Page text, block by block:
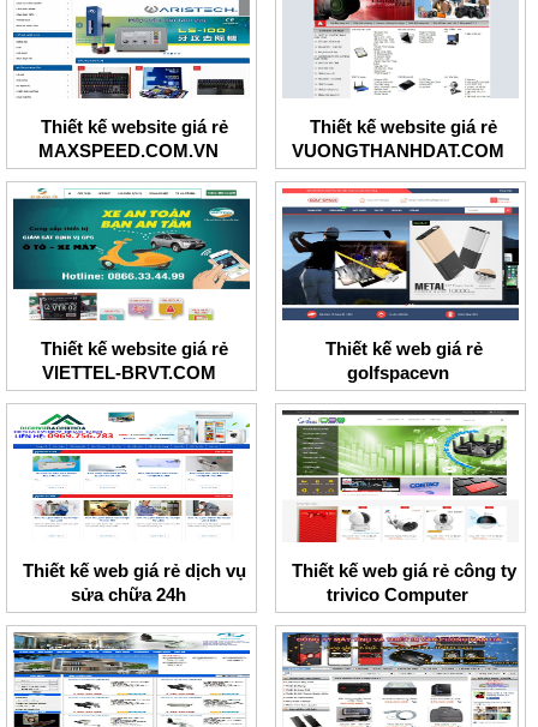
Thiết kế website giá rẻ
MAXSPEED.COM.VN
Thiết kế website giá rẻ
VUONGTHANHDAT.COM
Thiết kế website giá rẻ
VIETTEL-BRVT.COM
Thiết kế web giá rẻ
golfspacevn
Thiết kế web giá rẻ dịch vụ
sửa chữa 24h
Thiết kế web giá rẻ công ty
trivico Computer